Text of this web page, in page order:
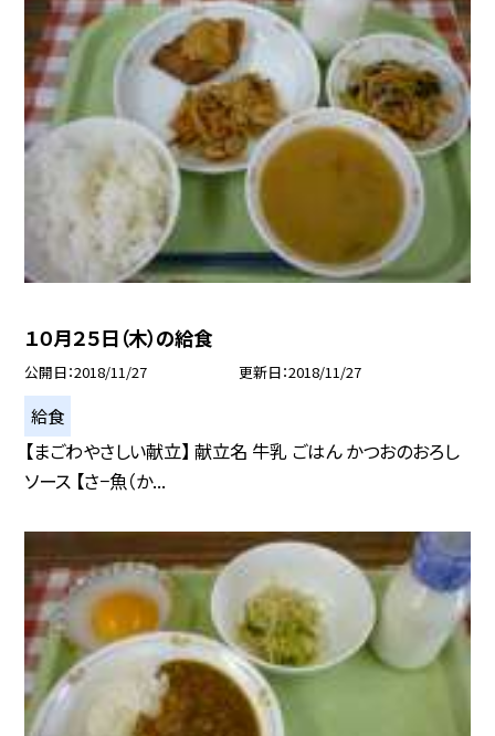
１０月２５日（木）の給食
公開日 2018/11/27 更新日 2018/11/27
給食
【まごわやさしい献立】 献立名 牛乳 ごはん かつおのおろし
ソース 【さ−魚（か...